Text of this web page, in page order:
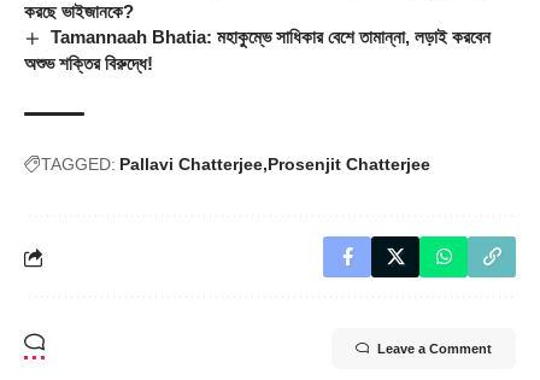
করছে ভাইজানকে?
Tamannaah Bhatia: মহাকুম্ভে সাধিকার বেশে তামান্না, লড়াই করবেন
অশুভ শক্তির বিরুদ্ধে!
TAGGED: Pallavi Chatterjee Prosenjit Chatterjee
Leave a Comment